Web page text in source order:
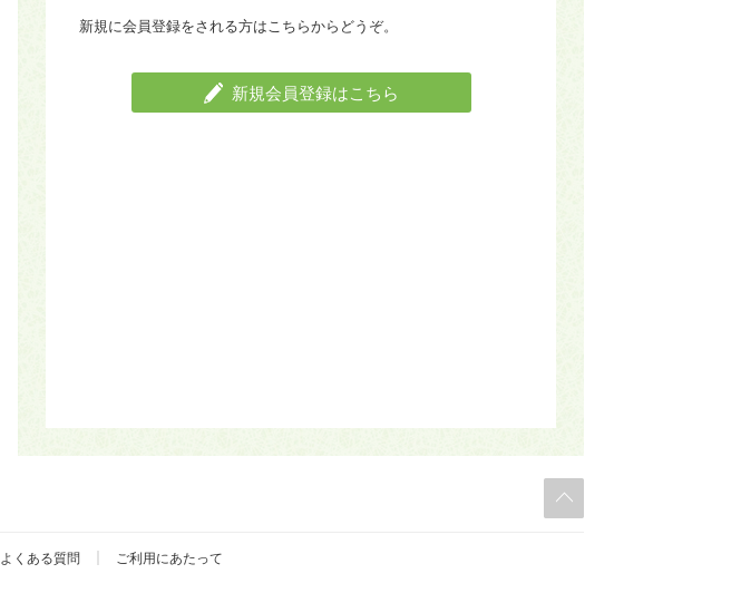
新規に会員登録をされる方はこちらからどうぞ。
新規会員登録はこちら
よくある質問 ご利用にあたって